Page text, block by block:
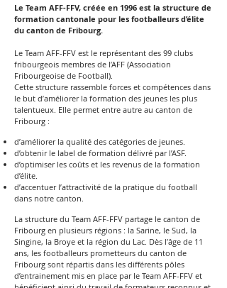
Le Team AFF-FFV, créée en 1996 est la structure de
formation cantonale pour les footballeurs d’élite
du canton de Fribourg.
Le Team AFF-FFV est le représentant des 99 clubs
fribourgeois membres de l’AFF (Association
Fribourgeoise de Football).
Cette structure rassemble forces et compétences dans
le but d’améliorer la formation des jeunes les plus
talentueux. Elle permet entre autre au canton de
Fribourg :
d’améliorer la qualité des catégories de jeunes.
d’obtenir le label de formation délivré par l’ASF.
d’optimiser les coûts et les revenus de la formation
d’élite.
d’accentuer l’attractivité de la pratique du football
dans notre canton.
La structure du Team AFF-FFV partage le canton de
Fribourg en plusieurs régions : la Sarine, le Sud, la
Singine, la Broye et la région du Lac. Dès l’âge de 11
ans, les footballeurs prometteurs du canton de
Fribourg sont répartis dans les différents pôles
d’entrainement mis en place par le Team AFF-FFV et